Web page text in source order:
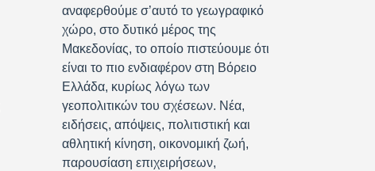
αναφερθούμε σ’αυτό το γεωγραφικό
χώρο, στο δυτικό μέρος της
Μακεδονίας, το οποίο πιστεύουμε ότι
είναι το πιο ενδιαφέρον στη Βόρειο
Ελλάδα, κυρίως λόγω των
γεοπολιτικών του σχέσεων. Νέα,
ειδήσεις, απόψεις, πολιτιστική και
αθλητική κίνηση, οικονομική ζωή,
παρουσίαση επιχειρήσεων,